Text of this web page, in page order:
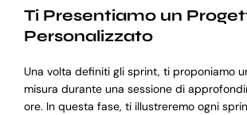
Ti Presentiamo un
Personalizzato
Una volta definiti gli sprint, ti proponiamo
misura durante una sessione di
ore. In questa fase, ti illustreremo ogni